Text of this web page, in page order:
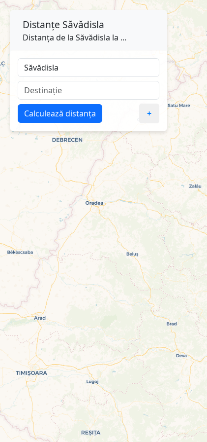
Distanțe Săvădisla
Distanța de la Săvădisla la ...
Calculează distanța +